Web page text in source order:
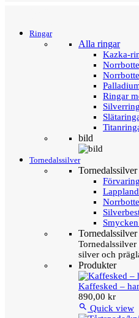
Ringar
Alla ringar
Kazka-
Ringar
bild
Tornedalssilver
Tornedalssilver
Förvaring
Lappland
silver och
Produkter
Kaffesked –
890,00 kr
 Quick view